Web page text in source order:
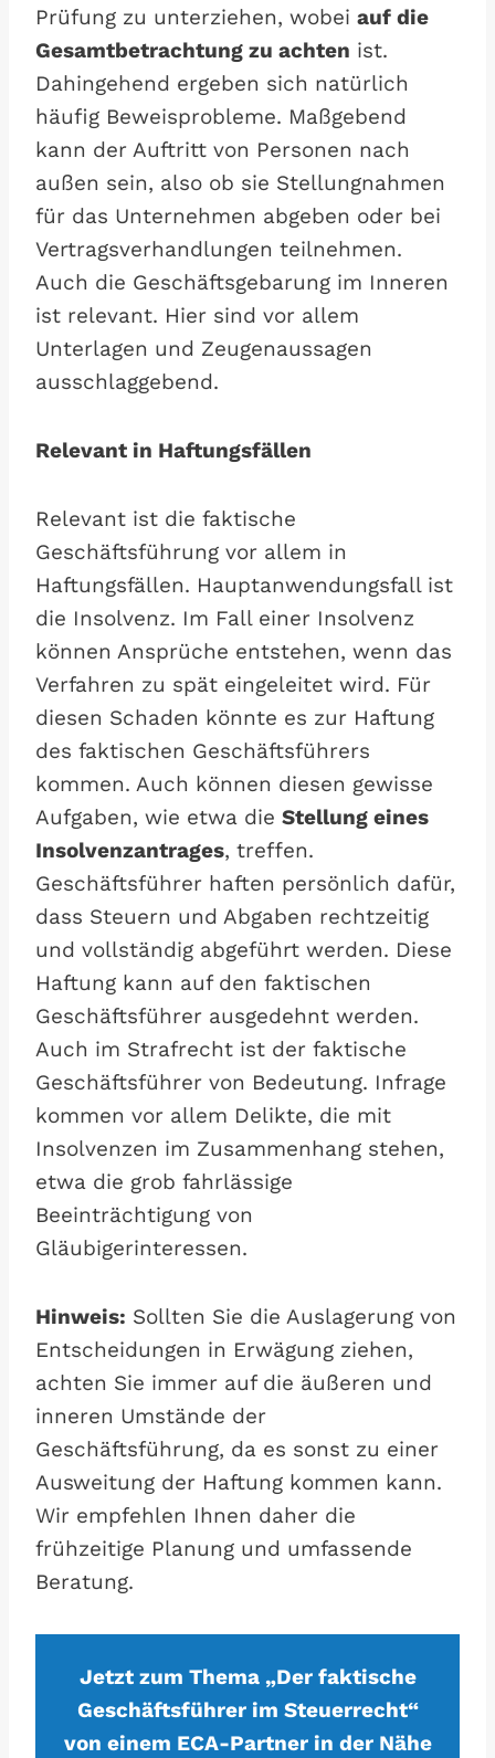
Prüfung zu unterziehen, wobei auf die
Gesamtbetrachtung zu achten ist.
Dahingehend ergeben sich natürlich
häufig Beweisprobleme. Maßgebend
kann der Auftritt von Personen nach
außen sein, also ob sie Stellungnahmen
für das Unternehmen abgeben oder bei
Vertragsverhandlungen teilnehmen.
Auch die Geschäftsgebarung im Inneren
ist relevant. Hier sind vor allem
Unterlagen und Zeugenaussagen
ausschlaggebend.
Relevant in Haftungsfällen
Relevant ist die faktische
Geschäftsführung vor allem in
Haftungsfällen. Hauptanwendungsfall ist
die Insolvenz. Im Fall einer Insolvenz
können Ansprüche entstehen, wenn das
Verfahren zu spät eingeleitet wird. Für
diesen Schaden könnte es zur Haftung
des faktischen Geschäftsführers
kommen. Auch können diesen gewisse
Aufgaben, wie etwa die Stellung eines
Insolvenzantrages, treffen.
Geschäftsführer haften persönlich dafür,
dass Steuern und Abgaben rechtzeitig
und vollständig abgeführt werden. Diese
Haftung kann auf den faktischen
Geschäftsführer ausgedehnt werden.
Auch im Strafrecht ist der faktische
Geschäftsführer von Bedeutung. Infrage
kommen vor allem Delikte, die mit
Insolvenzen im Zusammenhang stehen,
etwa die grob fahrlässige
Beeinträchtigung von
Gläubigerinteressen.
Hinweis: Sollten Sie die Auslagerung von
Entscheidungen in Erwägung ziehen,
achten Sie immer auf die äußeren und
inneren Umstände der
Geschäftsführung, da es sonst zu einer
Ausweitung der Haftung kommen kann.
Wir empfehlen Ihnen daher die
frühzeitige Planung und umfassende
Beratung.
Jetzt zum Thema „Der faktische
Geschäftsführer im Steuerrecht“
von einem ECA-Partner in der Nähe